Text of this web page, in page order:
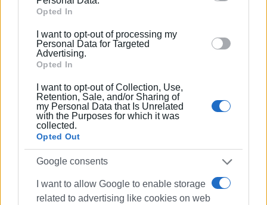
Google and its third-party tags to use your data for
section.
Opted In
I want to opt-out of processing my
Personal Data for Targeted
Advertising.
Opted In
I want to opt-out of Collection, Use,
Retention, Sale, and/or Sharing of
my Personal Data that Is Unrelated
with the Purposes for which it was
collected.
Opted Out
Google consents
I want to allow Google to enable storage
related to advertising like cookies on web
ΣΠΥΡΟΣ ΠΙΚΟΥΛΑΣ
Πτυχιούχος Οικονομικών του Πανεπιστημίου
Πειραιά. Συνεργάστηκε στο ξεκίνημα με την
«Αθλητική Πορεία της Κέρκυρας», ενώ από τις